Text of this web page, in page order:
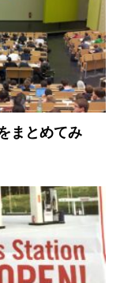
まとめてみ